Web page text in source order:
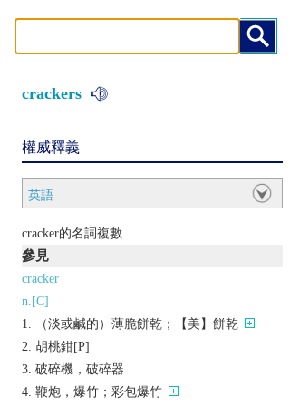
crackers
權威釋義
英語
cracker的名詞複數
參見
cracker
n.[C]
（淡或鹹的）薄脆餅乾；【美】餅乾
胡桃鉗[P]
破碎機，破碎器
鞭炮，爆竹；彩包爆竹